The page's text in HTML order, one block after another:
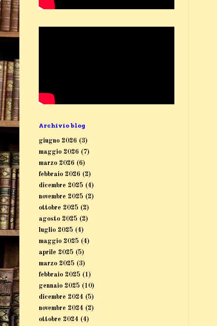
Archivio blog
giugno 2026 (3)
maggio 2026 (7)
marzo 2026 (6)
febbraio 2026 (2)
dicembre 2025 (4)
novembre 2025 (2)
ottobre 2025 (2)
agosto 2025 (2)
luglio 2025 (4)
maggio 2025 (4)
aprile 2025 (5)
marzo 2025 (3)
febbraio 2025 (1)
gennaio 2025 (10)
dicembre 2024 (5)
novembre 2024 (2)
ottobre 2024 (4)